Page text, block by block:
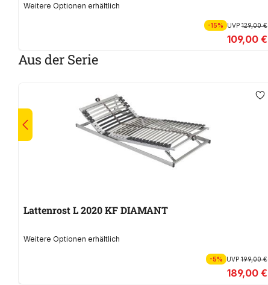
Weitere Optionen erhältlich
-15% UVP129,00 €
109,00 €
Aus der Serie
Lattenrost L 2020 KF DIAMANT
Weitere Optionen erhältlich
-5% UVP199,00 €
189,00 €